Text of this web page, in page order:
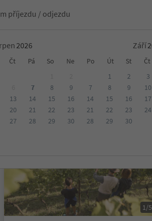
příjezdu / odjezdu
Září
Čt Pá So Ne Po Út St Čt
7 8
9
13 14 15
16
20 21 22
23
27 28 29
30
1 2 3
7
8 9 10
14
15 16 17
21
22 23 24
28
29 30
Zpracovává Udržitelné ubytování
1/5